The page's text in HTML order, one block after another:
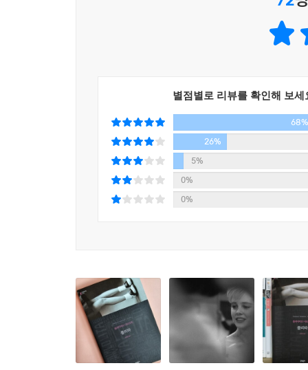
우리가 기괴하고 짐승 같은 동거생활을 하는 동
러디 같은 관계보다는 낫다고 생각하게 되었다.
‘롤리타’란 이름의 호명에서 시작된 소설 『롤리
프로이트 이론을 가차 없이 조롱하고 풍자한다.
언어의 마술사 나보코프의 최고 걸작
환희와 절망이 빚어낸 숨막히는 언어유희
“나는 교훈적인 소설은 읽지도 않고 쓰지도 않는
_블라디미르 나보코프
데 있다고 말한다. 나보코프는 험버트의 입을 빌
없으며“님펫들의 위험천만한 마력을 영원히 붙잡
재확인시켜준다. “지금 나는 들소와 천사를, 오
너와 내가 함께 불멸을 누리는 길은 이것뿐이구나,
별점별로 리뷰를 확인해 보세
68%
26%
5%
0%
0%